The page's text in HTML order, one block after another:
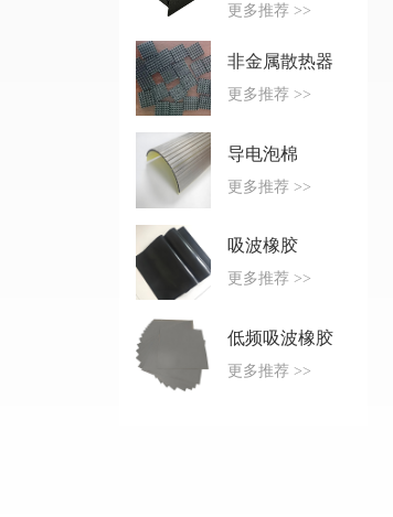
更多推荐 >>
非金属散热器
更多推荐 >>
导电泡棉
更多推荐 >>
吸波橡胶
更多推荐 >>
低频吸波橡胶
更多推荐 >>